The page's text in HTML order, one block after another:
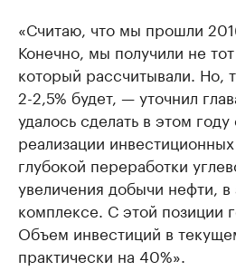
«Считаю, что мы прошли
Конечно, мы получили не
который рассчитывали. Но,
2-2,5% будет, — уточнил
удалось сделать в этом
реализации
глубокой переработки
увеличения добычи нефти,
комплексе. С этой позиции
Объем инвестиций в
практически на 40%».